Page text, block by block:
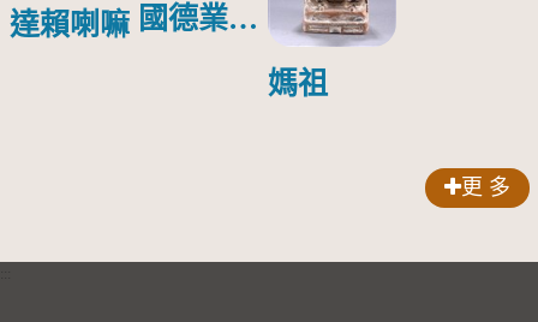
達賴喇嘛 國德業並
媽祖
更 多